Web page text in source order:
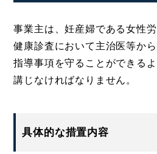
事業主は、妊産婦である女性
健康診査において主治医等か
指導事項を守ることができる
講じなければなりません。
具体的な措置内容